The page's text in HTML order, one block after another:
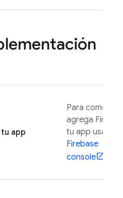
app
Para
agrega
tu app usando
Firebase
console